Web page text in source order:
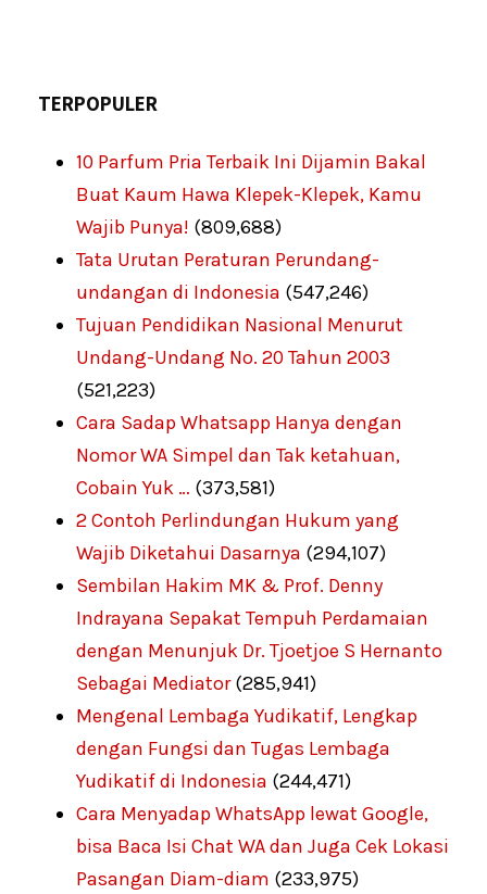
TERPOPULER
10 Parfum Pria Terbaik Ini Dijamin Bakal
Buat Kaum Hawa Klepek-Klepek, Kamu
Wajib Punya! (809,688)
Tata Urutan Peraturan Perundang-
undangan di Indonesia (547,246)
Tujuan Pendidikan Nasional Menurut
Undang-Undang No. 20 Tahun 2003
(521,223)
Cara Sadap Whatsapp Hanya dengan
Nomor WA Simpel dan Tak ketahuan,
Cobain Yuk … (373,581)
2 Contoh Perlindungan Hukum yang
Wajib Diketahui Dasarnya (294,107)
Sembilan Hakim MK & Prof. Denny
Indrayana Sepakat Tempuh Perdamaian
dengan Menunjuk Dr. Tjoetjoe S Hernanto
Sebagai Mediator (285,941)
Mengenal Lembaga Yudikatif, Lengkap
dengan Fungsi dan Tugas Lembaga
Yudikatif di Indonesia (244,471)
Cara Menyadap WhatsApp lewat Google,
bisa Baca Isi Chat WA dan Juga Cek Lokasi
Pasangan Diam-diam (233,975)